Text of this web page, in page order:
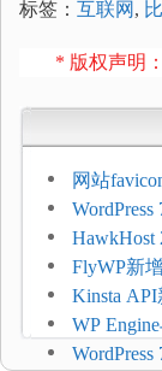
标签： 互联网 ,
* 版权声明
网站
加方法
持REST
HawkHost
$2.61/月
FlyWP新
方便
Kinsta
WP
Connect：